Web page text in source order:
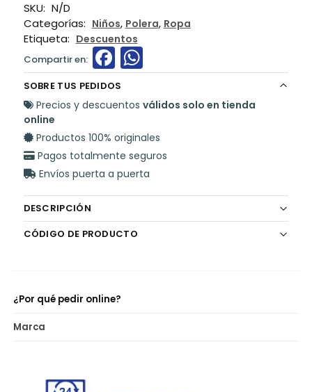
SKU: N/D
Categorías: Niños, Polera, Ropa
Etiqueta: Descuentos
F
a
c
b
o
o
k
W
h
a
A
p
p
SOBRE TUS PEDIDOS
Precios y descuentos válidos solo en tienda
online
Productos 100% originales
Pagos totalmente seguros
Envíos puerta a puerta
DESCRIPCIÓN
CÓDIGO DE PRODUCTO
¿Por qué pedir online?
Marca